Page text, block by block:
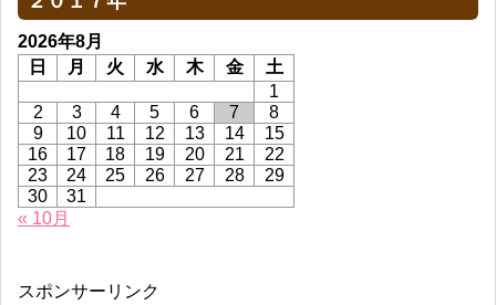
2026年8月
日
月 火 水 木 金
土
1
2
3 4 5 6 7
8
9
10 11 12 13 14
15
16
17 18 19 20 21
22
23
24 25 26 27 28
29
30
31
« 10月
スポンサーリンク